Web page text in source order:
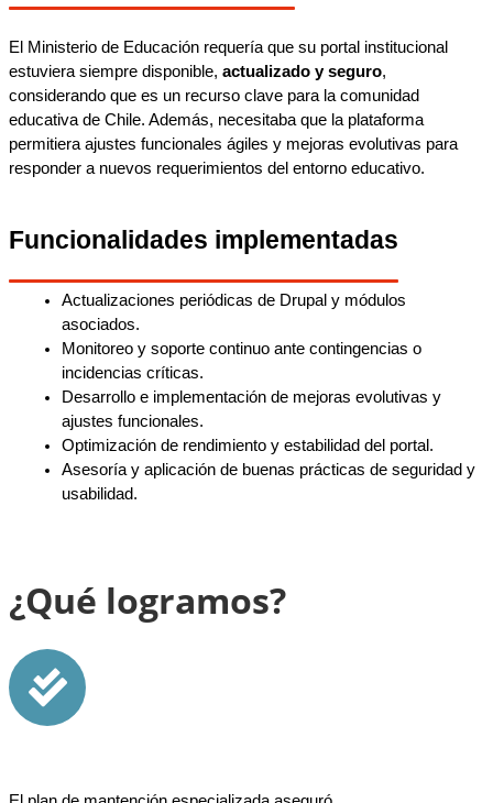
El Ministerio de Educación requería que su portal institucional
estuviera siempre disponible, actualizado y seguro,
considerando que es un recurso clave para la comunidad
educativa de Chile. Además, necesitaba que la plataforma
permitiera ajustes funcionales ágiles y mejoras evolutivas para
responder a nuevos requerimientos del entorno educativo.
Funcionalidades implementadas
Actualizaciones periódicas de Drupal y módulos
asociados.
Monitoreo y soporte continuo ante contingencias o
incidencias críticas.
Desarrollo e implementación de mejoras evolutivas y
ajustes funcionales.
Optimización de rendimiento y estabilidad del portal.
Asesoría y aplicación de buenas prácticas de seguridad y
usabilidad.
¿Qué logramos?